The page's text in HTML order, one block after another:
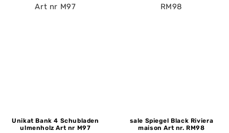
Unikat Bank 4 Schubladen
ulmenholz Art nr M97
sale Spiegel Black Riviera
maison Art nr. RM98